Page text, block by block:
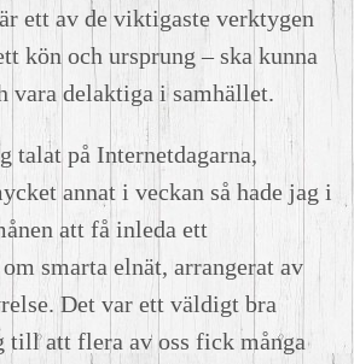
ett av de viktigaste verktygen
kön och ursprung – ska kunna
vara delaktiga i samhället.
talat på Internetdagarna,
annat i veckan så hade jag i
att få inleda ett
smarta elnät, arrangerat av
Det var ett väldigt bra
till att flera av oss fick många